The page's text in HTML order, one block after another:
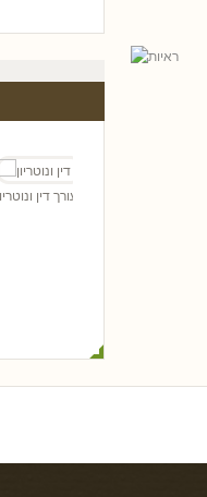
שי כהן - עורך דין